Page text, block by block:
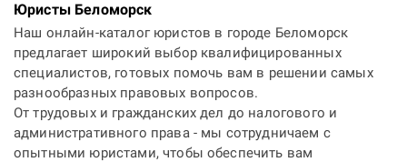
Юристы Беломорск
Наш онлайн-каталог юристов в городе Беломорск
предлагает широкий выбор квалифицированных
специалистов, готовых помочь вам в решении самых
разнообразных правовых вопросов.
От трудовых и гражданских дел до налогового и
административного права - мы сотрудничаем с
опытными юристами, чтобы обеспечить вам